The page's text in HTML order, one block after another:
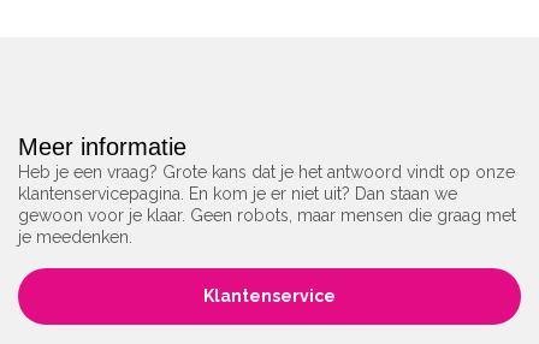
Meer informatie
Heb je een vraag? Grote kans dat je het antwoord vindt op onze
klantenservicepagina. En kom je er niet uit? Dan staan we
gewoon voor je klaar. Geen robots, maar mensen die graag met
je meedenken.
Klantenservice